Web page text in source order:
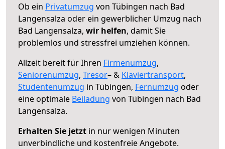
Ob ein Privatumzug von Tübingen nach Bad
Langensalza oder ein gewerblicher Umzug nach
Bad Langensalza, wir helfen, damit Sie
problemlos und stressfrei umziehen können.
Allzeit bereit für Ihren Firmenumzug,
Seniorenumzug, Tresor– & Klaviertransport,
Studentenumzug in Tübingen, Fernumzug oder
eine optimale Beiladung von Tübingen nach Bad
Langensalza.
Erhalten Sie jetzt in nur wenigen Minuten
unverbindliche und kostenfreie Angebote.